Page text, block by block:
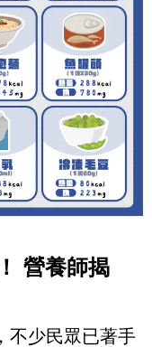
營養師揭
不少民眾已著手